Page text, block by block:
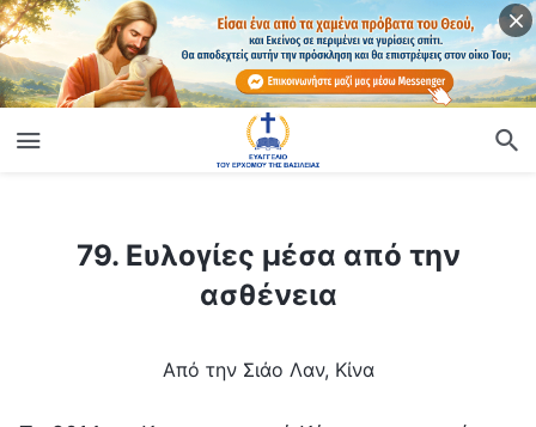
79. Ευλογίες μέσα από την ασθένεια
79. Ευλογίες μέσα από την
ασθένεια
Από την Σιάο Λαν, Κίνα